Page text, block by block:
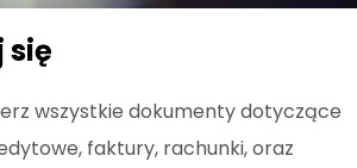
się
wszystkie dokumenty dotyczące
faktury, rachunki, oraz